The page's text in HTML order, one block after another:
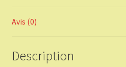
Avis (0)
Description